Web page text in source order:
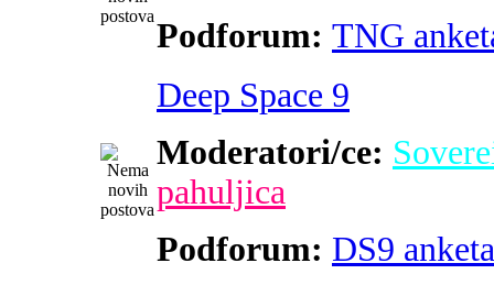
Podforum: TNG
Deep Space 9
Moderatori/ce:
pahuljica
Podforum: DS9 anketa